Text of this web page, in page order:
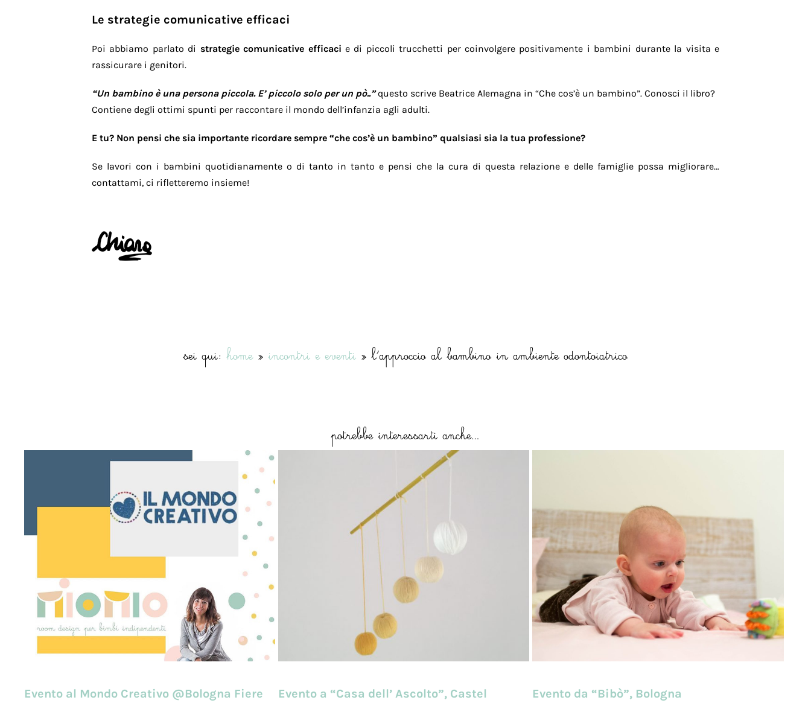
Le strategie comunicative efficaci
Poi abbiamo parlato di strategie comunicative efficaci e di piccoli trucchetti per coinvolgere positivamente i bambini durante la visita e
rassicurare i genitori.
“Un bambino è una persona piccola. E’ piccolo solo per un pò..” questo scrive Beatrice Alemagna in “Che cos’è un bambino”. Conosci il libro?
Contiene degli ottimi spunti per raccontare il mondo dell’infanzia agli adulti.
E tu? Non pensi che sia importante ricordare sempre “che cos’è un bambino” qualsiasi sia la tua professione?
Se lavori con i bambini quotidianamente o di tanto in tanto e pensi che la cura di questa relazione e delle famiglie possa migliorare…
contattami, ci rifletteremo insieme!
home incontri e eventi l’approccio al bambino in ambiente odontoiatrico
potrebbe interessarti anche…
Evento al Mondo Creativo @Bologna Fiere
Evento a “Casa dell’ Ascolto”, Castel
Evento da “Bibò”, Bologna